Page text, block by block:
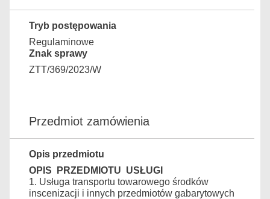
Tryb postępowania
Regulaminowe
Znak sprawy
ZTT/369/2023/W
Przedmiot zamówienia
Opis przedmiotu
OPIS PRZEDMIOTU USŁUGI
1. Usługa transportu towarowego środków
inscenizacji i innych przedmiotów gabarytowych